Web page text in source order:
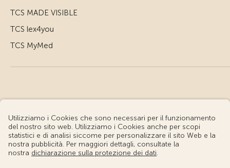
TCS MADE VISIBLE
TCS lex4you
TCS MyMed
© Touring Club Svizzero